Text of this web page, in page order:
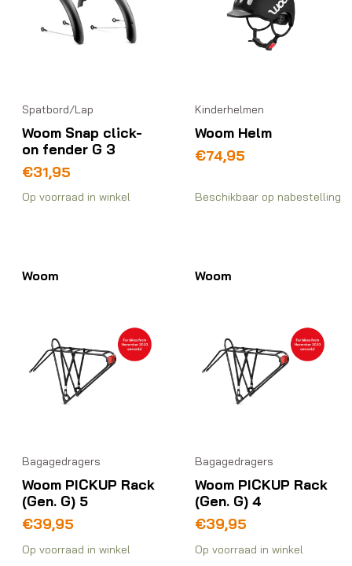
Spatbord/Lap
Woom Snap click-
on fender G 3
€31,95
Op voorraad in winkel
Kinderhelmen
Woom Helm
€74,95
Beschikbaar op nabestelling
Woom
Bagagedragers
Woom PICKUP Rack
(Gen. G) 5
€39,95
Op voorraad in winkel
Woom
Bagagedragers
Woom PICKUP Rack
(Gen. G) 4
€39,95
Op voorraad in winkel